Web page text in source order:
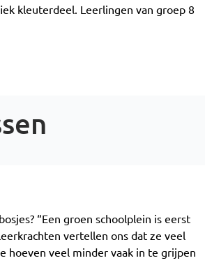
kleuterdeel. Leerlingen van groep 8
“Een groen schoolplein is eerst
vertellen ons dat ze veel
hoeven veel minder vaak in te grijpen